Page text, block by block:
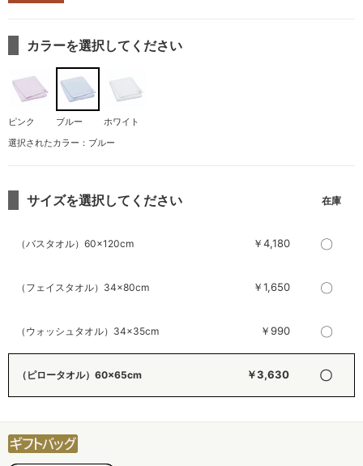
カラーを選択してください
ピンク ブルー
ホワイト
選択されたカラー：ブルー
サイズを選択してください
（バスタオル）60×120cm ￥4,180 〇
（フェイスタオル）34×80cm ￥1,650 〇
（ウォッシュタオル）34×35cm ￥990 〇
（ピロータオル）60×65cm ￥3,630 〇